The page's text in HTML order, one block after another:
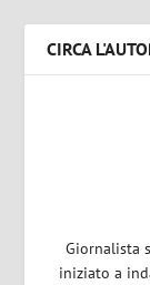
CIRCA
Giornalista
iniziato a